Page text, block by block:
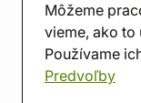
Môžeme
vieme, ako to
Používame
Predvoľby
Predajňa
Herňa
O nás
Hodnotenie